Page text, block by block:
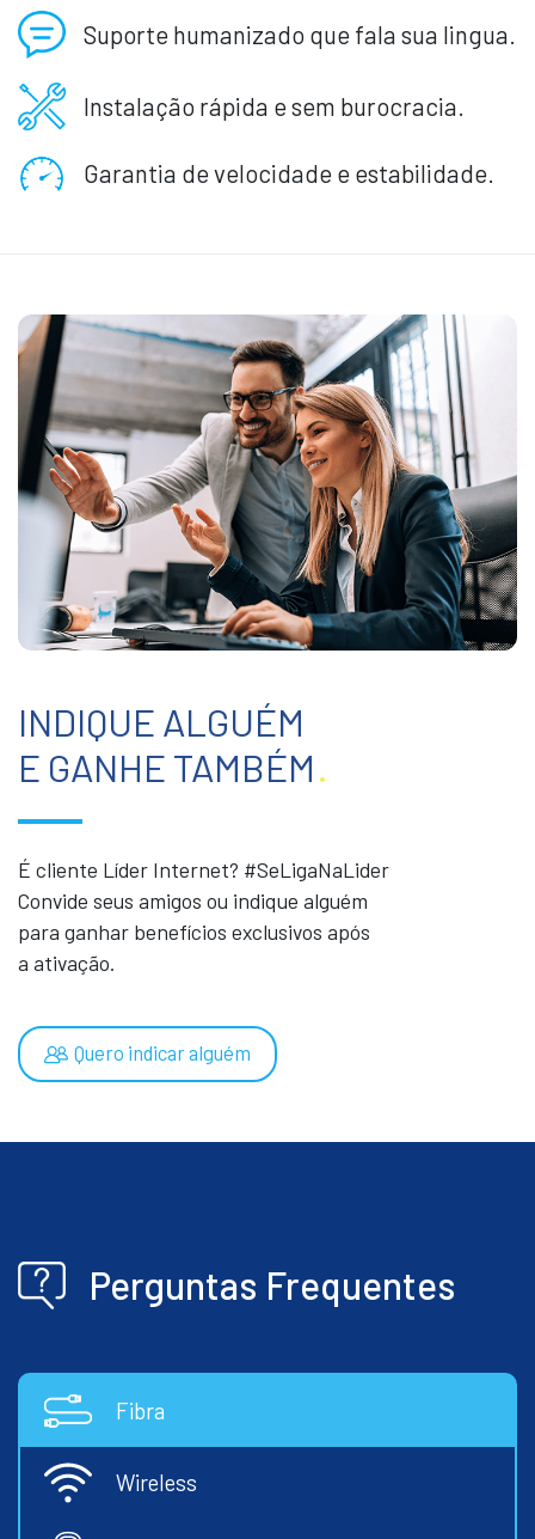
Suporte humanizado que fala sua lingua.
Instalação rápida e sem burocracia.
Garantia de velocidade e estabilidade.
INDIQUE ALGUÉM
E GANHE TAMBÉM.
É cliente Líder Internet? #SeLigaNaLider
Convide seus amigos ou indique alguém
para ganhar benefícios exclusivos após
a ativação.
Quero indicar alguém
Perguntas Frequentes
Fibra
Wireless